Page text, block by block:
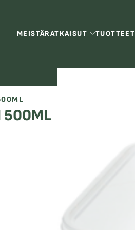
MEISTÄRATKAISUT TUOTTEET
500ML